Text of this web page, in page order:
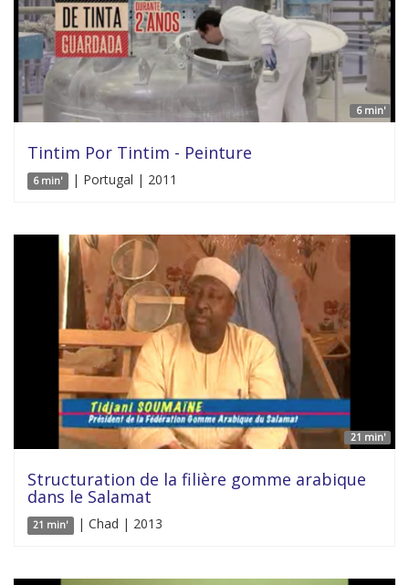
6 min'
Tintim Por Tintim - Peinture
6 min' | Portugal | 2011
21 min'
Structuration de la filière gomme arabique
dans le Salamat
21 min' | Chad | 2013